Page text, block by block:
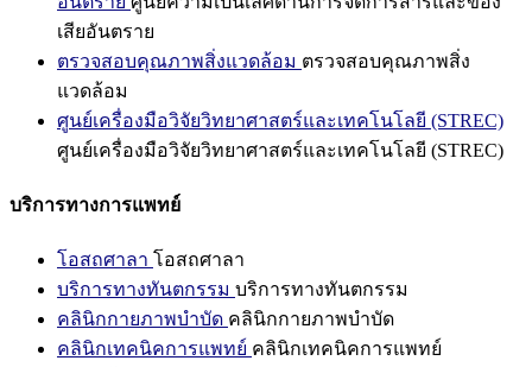
เสียอันตราย
ตรวจสอบคุณภาพสิ่งแวดล้อม ตรวจสอบคุณภาพสิ่ง
แวดล้อม
ศูนย์เครื่องมือวิจัยวิทยาศาสตร์และเทคโนโลยี (STREC)
ศูนย์เครื่องมือวิจัยวิทยาศาสตร์และเทคโนโลยี (STREC)
บริการทางการแพทย์
โอสถศาลา โอสถศาลา
บริการทางทันตกรรม บริการทางทันตกรรม
คลินิกกายภาพบำบัด คลินิกกายภาพบำบัด
คลินิกเทคนิคการแพทย์ คลินิกเทคนิคการแพทย์